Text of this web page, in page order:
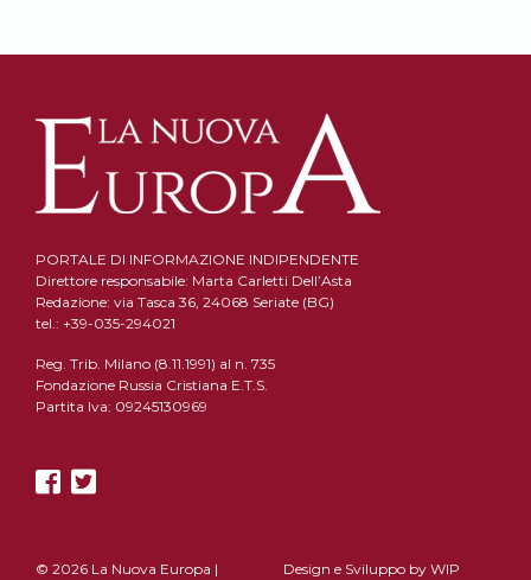
PORTALE DI INFORMAZIONE INDIPENDENTE
Direttore responsabile: Marta Carletti Dell’Asta
Redazione: via Tasca 36, 24068 Seriate (BG)
tel.: +39-035-294021
Reg. Trib. Milano (8.11.1991) al n. 735
Fondazione Russia Cristiana E.T.S.
Partita Iva: 09245130969
© 2026 La Nuova Europa |
Design e Sviluppo by WIP